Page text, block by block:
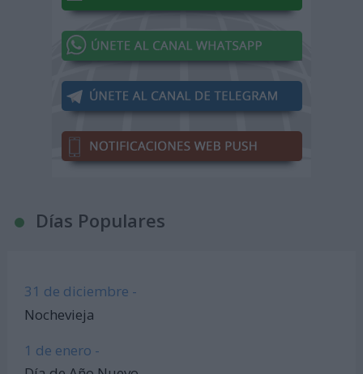
Días Populares
31 de diciembre -
Nochevieja
1 de enero -